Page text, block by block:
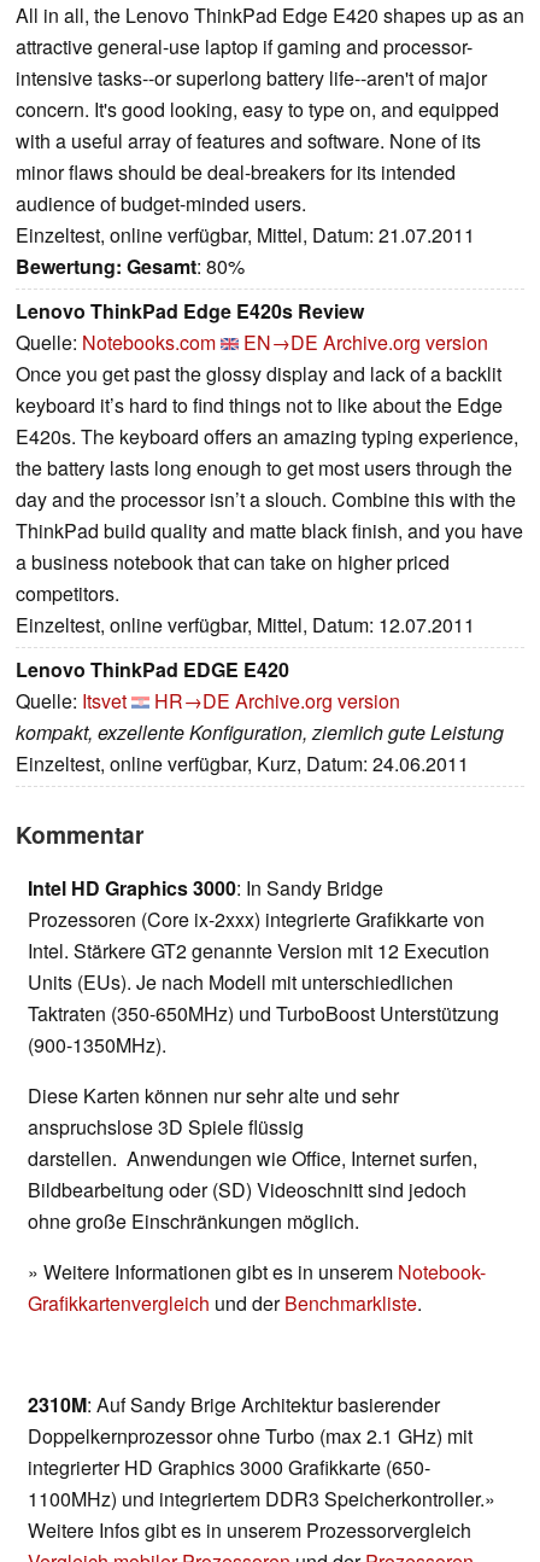
All in all, the Lenovo ThinkPad Edge E420 shapes up as an
attractive general-use laptop if gaming and processor-
intensive tasks--or superlong battery life--aren't of major
concern. It's good looking, easy to type on, and equipped
with a useful array of features and software. None of its
minor flaws should be deal-breakers for its intended
audience of budget-minded users.
Einzeltest, online verfügbar, Mittel, Datum: 21.07.2011
Bewertung: Gesamt: 80%
Lenovo ThinkPad Edge E420s Review
Quelle: Notebooks.com EN→DE Archive.org version
Once you get past the glossy display and lack of a backlit
keyboard it’s hard to find things not to like about the Edge
E420s. The keyboard offers an amazing typing experience,
the battery lasts long enough to get most users through the
day and the processor isn’t a slouch. Combine this with the
ThinkPad build quality and matte black finish, and you have
a business notebook that can take on higher priced
competitors.
Einzeltest, online verfügbar, Mittel, Datum: 12.07.2011
Lenovo ThinkPad EDGE E420
Quelle: Itsvet HR→DE Archive.org version
kompakt, exzellente Konfiguration, ziemlich gute Leistung
Einzeltest, online verfügbar, Kurz, Datum: 24.06.2011
Kommentar
Intel HD Graphics 3000: In Sandy Bridge
Prozessoren (Core ix-2xxx) integrierte Grafikkarte von
Intel. Stärkere GT2 genannte Version mit 12 Execution
Units (EUs). Je nach Modell mit unterschiedlichen
Taktraten (350-650MHz) und TurboBoost Unterstützung
(900-1350MHz).
Diese Karten können nur sehr alte und sehr
anspruchslose 3D Spiele flüssig
darstellen. Anwendungen wie Office, Internet surfen,
Bildbearbeitung oder (SD) Videoschnitt sind jedoch
ohne große Einschränkungen möglich.
» Weitere Informationen gibt es in unserem Notebook-
Grafikkartenvergleich und derBenchmarkliste.
2310M: Auf Sandy Brige Architektur basierender
Doppelkernprozessor ohne Turbo (max 2.1 GHz) mit
integrierter HD Graphics 3000 Grafikkarte (650-
1100MHz) und integriertem DDR3 Speicherkontroller.»
Weitere Infos gibt es in unserem Prozessorvergleich